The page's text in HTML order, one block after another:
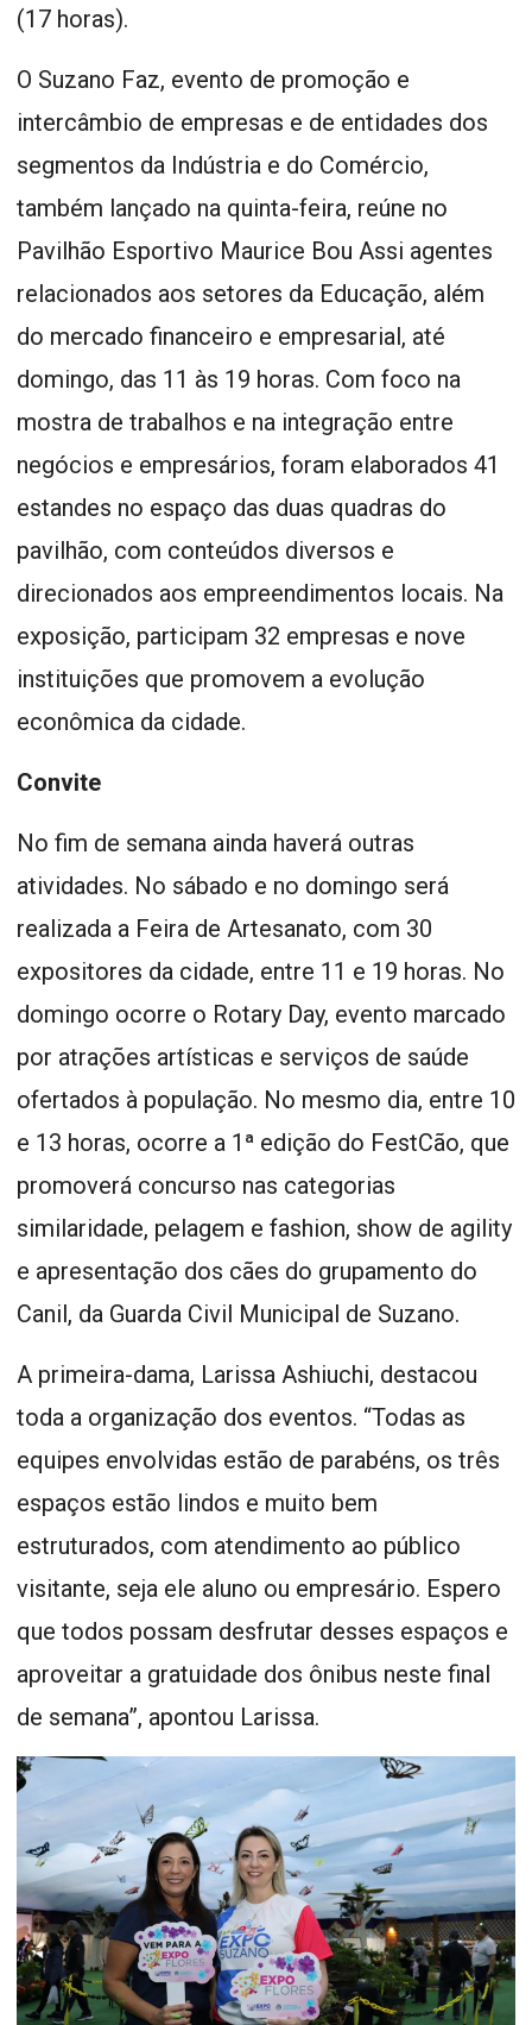
(17 horas).
O Suzano Faz, evento de promoção e
intercâmbio de empresas e de entidades dos
segmentos da Indústria e do Comércio,
também lançado na quinta-feira, reúne no
Pavilhão Esportivo Maurice Bou Assi agentes
relacionados aos setores da Educação, além
do mercado financeiro e empresarial, até
domingo, das 11 às 19 horas. Com foco na
mostra de trabalhos e na integração entre
negócios e empresários, foram elaborados 41
estandes no espaço das duas quadras do
pavilhão, com conteúdos diversos e
direcionados aos empreendimentos locais. Na
exposição, participam 32 empresas e nove
instituições que promovem a evolução
econômica da cidade.
Convite
No fim de semana ainda haverá outras
atividades. No sábado e no domingo será
realizada a Feira de Artesanato, com 30
expositores da cidade, entre 11 e 19 horas. No
domingo ocorre o Rotary Day, evento marcado
por atrações artísticas e serviços de saúde
ofertados à população. No mesmo dia, entre 10
e 13 horas, ocorre a 1ª edição do FestCão, que
promoverá concurso nas categorias
similaridade, pelagem e fashion, show de agility
e apresentação dos cães do grupamento do
Canil, da Guarda Civil Municipal de Suzano.
A primeira-dama, Larissa Ashiuchi, destacou
toda a organização dos eventos. “Todas as
equipes envolvidas estão de parabéns, os três
espaços estão lindos e muito bem
estruturados, com atendimento ao público
visitante, seja ele aluno ou empresário. Espero
que todos possam desfrutar desses espaços e
aproveitar a gratuidade dos ônibus neste final
de semana”, apontou Larissa.